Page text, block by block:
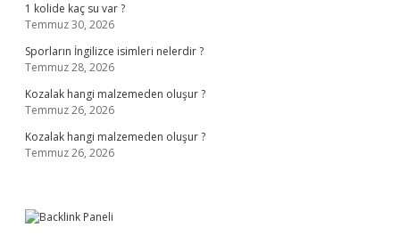
1 kolide kaç su var ?
Temmuz 30, 2026
Sporların İngilizce isimleri nelerdir ?
Temmuz 28, 2026
Kozalak hangi malzemeden oluşur ?
Temmuz 26, 2026
Kozalak hangi malzemeden oluşur ?
Temmuz 26, 2026